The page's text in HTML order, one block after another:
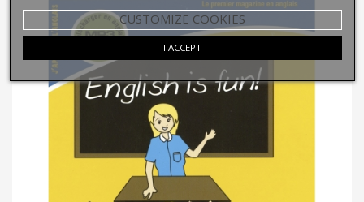
CUSTOMIZE COOKIES
I ACCEPT